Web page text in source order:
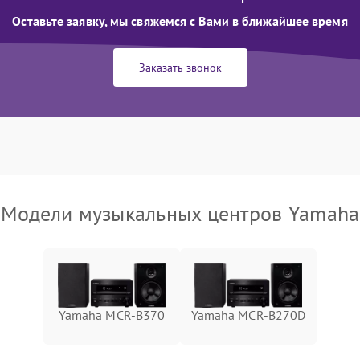
Оставьте заявку, мы свяжемся с Вами в ближайшее время
Заказать звонок
Модели музыкальных центров Yamaha
Yamaha MCR-B370 Yamaha MCR-B270D